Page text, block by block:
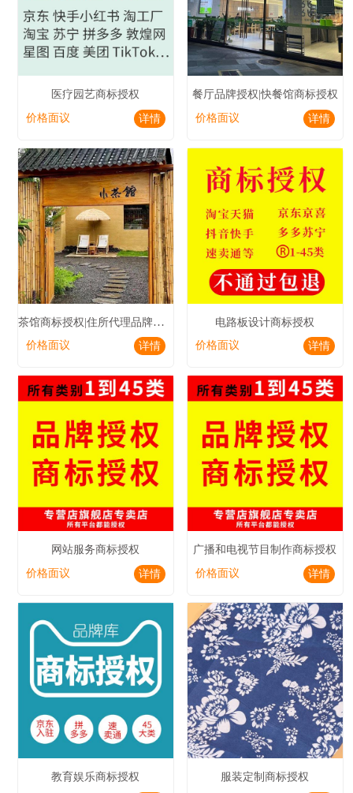
医疗园艺商标授权
价格面议
详情
餐厅品牌授权|快餐馆商标授权
价格面议
详情
茶馆商标授权|住所代理品牌授权|咖啡馆商标授权
价格面议 详情
电路板设计商标授权
价格面议
详情
网站服务商标授权
价格面议
详情
广播和电视节目制作商标授权
价格面议
详情
教育娱乐商标授权
服装定制商标授权